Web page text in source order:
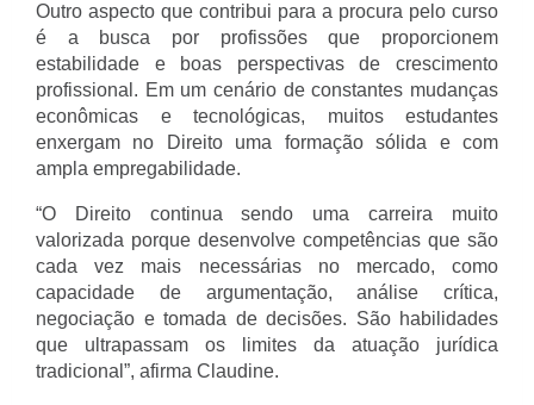
Outro aspecto que contribui para a procura pelo curso
é a busca por profissões que proporcionem
estabilidade e boas perspectivas de crescimento
profissional. Em um cenário de constantes mudanças
econômicas e tecnológicas, muitos estudantes
enxergam no Direito uma formação sólida e com
ampla empregabilidade.
“O Direito continua sendo uma carreira muito
valorizada porque desenvolve competências que são
cada vez mais necessárias no mercado, como
capacidade de argumentação, análise crítica,
negociação e tomada de decisões. São habilidades
que ultrapassam os limites da atuação jurídica
tradicional”, afirma Claudine.